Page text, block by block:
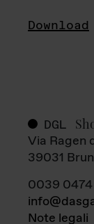
Download
DGL
Via Ragen
39031
0039 0474
Note legali